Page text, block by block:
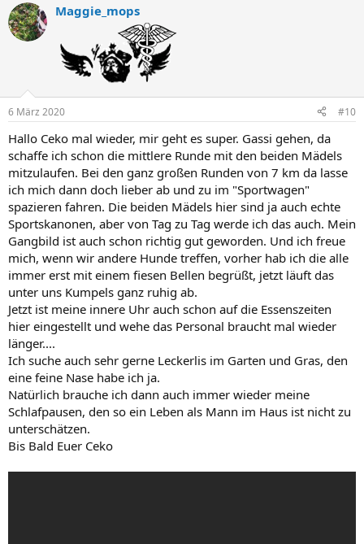
Maggie_mops
6 März 2020 #10
Hallo Ceko mal wieder, mir geht es super. Gassi gehen, da
schaffe ich schon die mittlere Runde mit den beiden Mädels
mitzulaufen. Bei den ganz großen Runden von 7 km da lasse
ich mich dann doch lieber ab und zu im "Sportwagen"
spazieren fahren. Die beiden Mädels hier sind ja auch echte
Sportskanonen, aber von Tag zu Tag werde ich das auch. Mein
Gangbild ist auch schon richtig gut geworden. Und ich freue
mich, wenn wir andere Hunde treffen, vorher hab ich die alle
immer erst mit einem fiesen Bellen begrüßt, jetzt läuft das
unter uns Kumpels ganz ruhig ab.
Jetzt ist meine innere Uhr auch schon auf die Essenszeiten
hier eingestellt und wehe das Personal braucht mal wieder
länger....
Ich suche auch sehr gerne Leckerlis im Garten und Gras, den
eine feine Nase habe ich ja.
Natürlich brauche ich dann auch immer wieder meine
Schlafpausen, den so ein Leben als Mann im Haus ist nicht zu
unterschätzen.
Bis Bald Euer Ceko